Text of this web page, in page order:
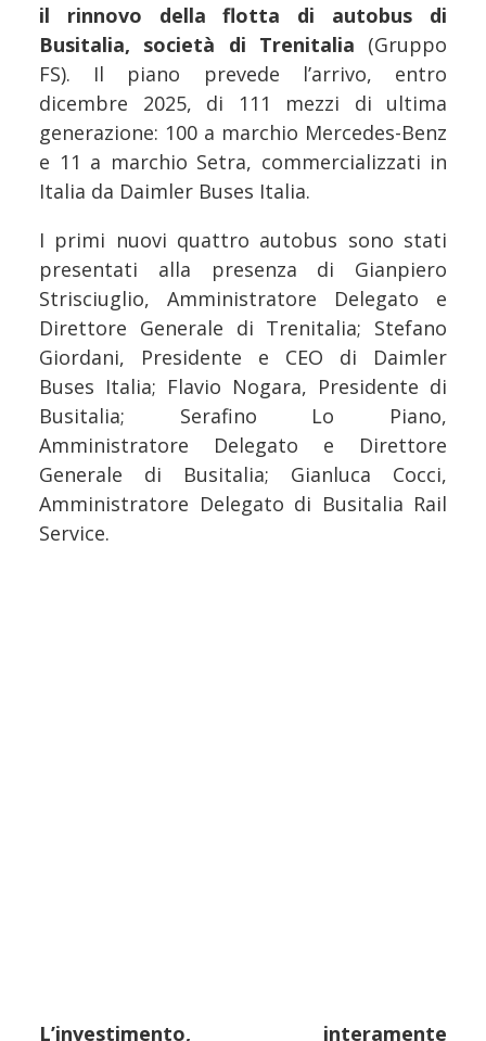
il rinnovo della flotta di autobus di
Busitalia, società di Trenitalia (Gruppo
FS). Il piano prevede l’arrivo, entro
dicembre 2025, di 111 mezzi di ultima
generazione: 100 a marchio Mercedes-Benz
e 11 a marchio Setra, commercializzati in
Italia da Daimler Buses Italia.
I primi nuovi quattro autobus sono stati
presentati alla presenza di Gianpiero
Strisciuglio, Amministratore Delegato e
Direttore Generale di Trenitalia; Stefano
Giordani, Presidente e CEO di Daimler
Buses Italia; Flavio Nogara, Presidente di
Busitalia; Serafino Lo Piano,
Amministratore Delegato e Direttore
Generale di Busitalia; Gianluca Cocci,
Amministratore Delegato di Busitalia Rail
Service.
L’investimento, interamente